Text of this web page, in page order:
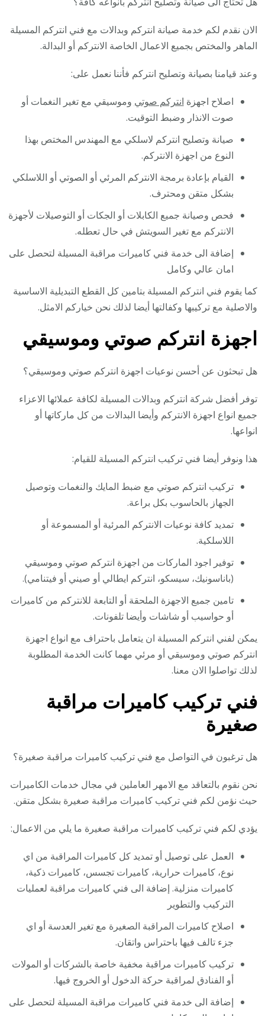
الان نقدم لكم خدمة صيانة انتركم وبدالات مع فني انتركم المسيلة
الماهر والمختص بجميع الاعمال الخاصة الانتركم أو البدالة.
وعند قيامنا بصيانة وتصليح انتركم فأننا نعمل على:
اصلاح اجهزة انتركم صوتي وموسيقي مع تغير النغمات أو
صوت الانذار وضبط التوقيت.
صيانة وتصليح انتركم لاسلكي مع المهندس المختص بهذا
النوع من اجهزة الانتركم.
القيام بإعادة برمجة الانتركم المرئي أو الصوتي أو اللاسلكي
بشكل متقن ومحترف.
فحص وصيانة جميع الكابلات أو الجكات أو التوصيلات لأجهزة
الانتركم مع تغير السويتش في حال تعطله.
إضافة الى خدمة فني كاميرات مراقبة المسيلة لتحصل على
امان عالي وكامل
كما يقوم فني انتركم المسيلة بتامين كل القطع التبديلية الاساسية
والاصلية مع تركيبها وكفالتها أيضا لذلك نحن خياركم الامثل.
اجهزة انتركم صوتي وموسيقي
هل تبحثون عن أحسن نوعيات اجهزة انتركم صوتي وموسيقي؟
توفر أفضل شركة انتركم وبدالات المسيلة لكافة عملائها الاعزاء
جميع انواع اجهزة الانتركم وأيضا البدالات من كل ماركاتها أو
انواعها.
هذا ونوفر أيضا فني تركيب انتركم المسيلة للقيام:
تركيب انتركم صوتي مع ضبط المايك والنغمات وتوصيل
الجهاز بالحاسوب بكل براعة.
تمديد كافة نوعيات الانتركم المرئية أو المسموعة أو
اللاسلكية.
توفير اجود الماركات من اجهزة انتركم صوتي وموسيقي
(باناسونيك، سيسكو، انتركم ايطالي أو صيني أو فيتنامي).
تامين جميع الاجهزة الملحقة أو التابعة للانتركم من كاميرات
أو حواسيب أو شاشات وأيضا تلفونات.
يمكن لفني انتركم المسيلة ان يتعامل باحتراف مع انواع اجهزة
انتركم صوتي وموسيقي أو مرئي مهما كانت الخدمة المطلوبة
لذلك تواصلوا الان معنا.
فني تركيب كاميرات مراقبة
صغيرة
هل ترغبون في التواصل مع فني تركيب كاميرات مراقبة صغيرة؟
نحن نقوم بالتعاقد مع الامهر العاملين في مجال خدمات الكاميرات
حيث نؤمن لكم فني تركيب كاميرات مراقبة صغيرة بشكل متقن.
يؤدي لكم فني تركيب كاميرات مراقبة صغيرة ما يلي من الاعمال:
العمل على توصيل أو تمديد كل كاميرات المراقبة من اي
نوع، كاميرات حرارية، كاميرات تجسس، كاميرات ذكية،
كاميرات منزلية. إضافة الى فني كاميرات مراقبة لعمليات
التركيب والتطوير
اصلاح كاميرات المراقبة الصغيرة مع تغير العدسة أو اي
جزء تالف فيها باحتراس واتقان.
تركيب كاميرات مراقبة مخفية خاصة بالشركات أو المولات
أو الفنادق لمراقبة حركة الدخول أو الخروج فيها.
إضافة الى خدمة فني كاميرات مراقبة المسيلة لتحصل على